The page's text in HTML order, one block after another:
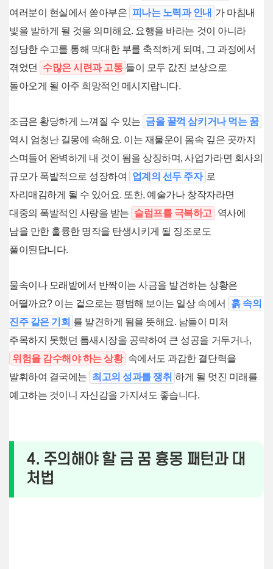
여러분이 현실에서 쏟아부은 피나는 노력과 인내 가 마침내
빛을 발하게 될 것을 의미해요. 요행을 바라는 것이 아니라
정당한 수고를 통해 막대한 부를 축적하게 되며, 그 과정에서
겪었던
수많은 시련과 고통 들이 모두 값진 보상으로
돌아오게 될 아주 희망적인 메시지랍니다.
조금은 황당하게 느껴질 수 있는 금을 꿀꺽 삼키거나 먹는 꿈
역시 엄청난 길몽에 속해요. 이는 재물운이 몸속 깊은 곳까지
스며들어 완벽하게 내 것이 됨을 상징하며, 사업가라면 회사의
규모가 폭발적으로 성장하여
업계의 선두 주자 로
자리매김하게 될 수 있어요. 또한, 예술가나 창작자라면
대중의 폭발적인 사랑을 받는 슬럼프를 극복하고
역사에
남을 만한 훌륭한 명작을 탄생시키게 될 징조로도
풀이된답니다.
물속이나 모래밭에서 반짝이는 사금을 발견하는 상황은
어떨까요? 이는 겉으로는 평범해 보이는 일상 속에서
흙 속의
진주 같은 기회 를 발견하게 됨을 뜻해요. 남들이 미처
주목하지 못했던 틈새시장을 공략하여 큰 성공을 거두거나,
위험을 감수해야 하는 상황 속에서도 과감한 결단력을
발휘하여 결국에는 최고의 성과를 쟁취 하게 될 멋진 미래를
예고하는 것이니 자신감을 가지셔도 좋습니다.
4. 주의해야 할 금 꿈 흉몽 패턴과 대
처법